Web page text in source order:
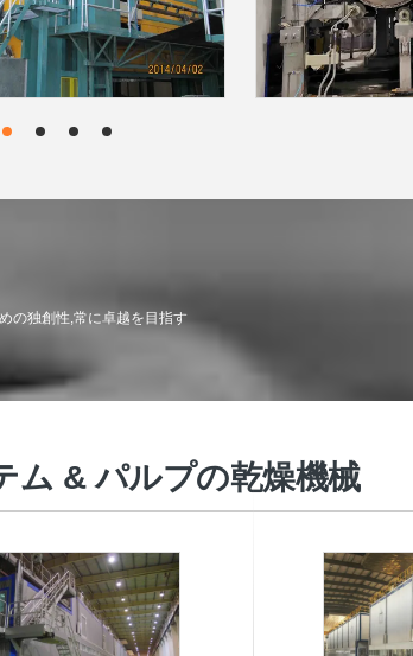
コーター機械
ート・コイル ペーパーウェ
の独創性,常に卓越を目指す
ム & パルプの乾燥機械